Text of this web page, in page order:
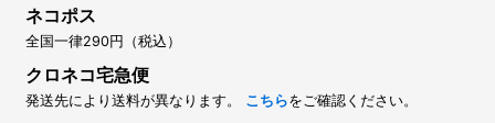
ネコポス
全国一律290円（税込）
クロネコ宅急便
発送先により送料が異なります。 こちらをご確認ください。